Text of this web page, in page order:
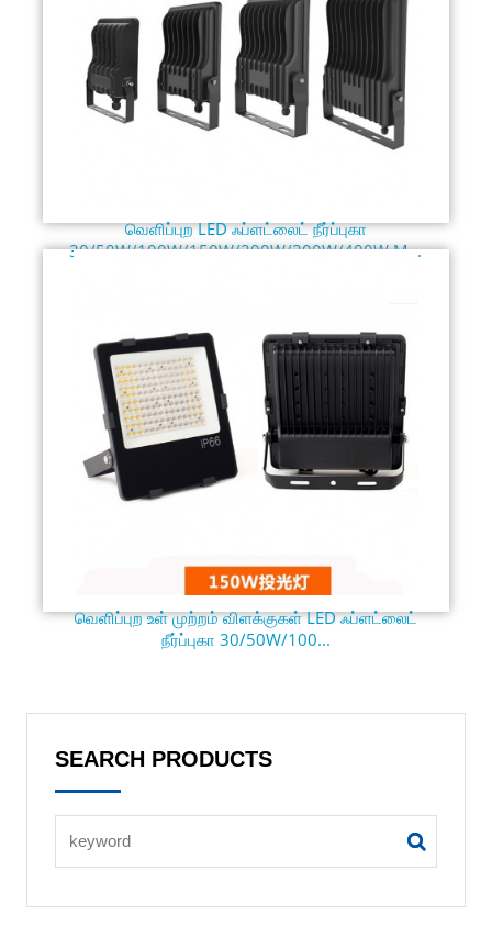
வெளிப்புற LED ஃப்ளட்லைட் நீர்ப்புகா
30/50W/100W/150W/200W/300W/400W M...
வெளிப்புற உள் முற்றம் விளக்குகள் LED ஃப்ளட்லைட்
நீர்ப்புகா 30/50W/100...
SEARCH PRODUCTS